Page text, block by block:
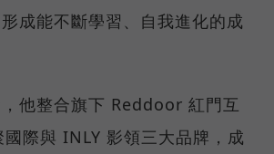
成能不斷學習、自我進化的成
他整合旗下 Reddoor 紅門互
際與 INLY 影領三大品牌，成